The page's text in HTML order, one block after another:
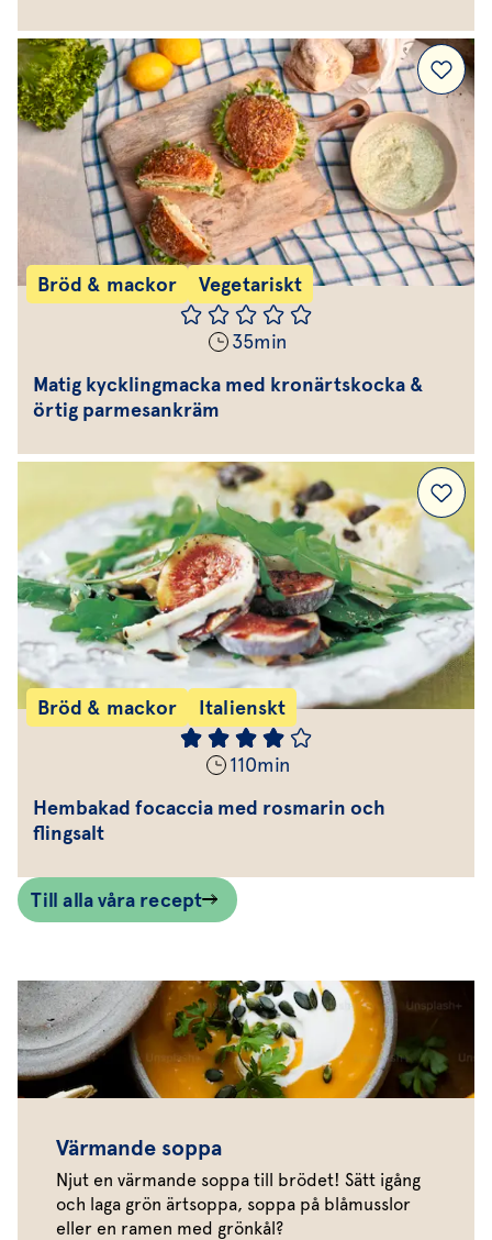
Bröd & mackor Vegetariskt
35min
Matig kycklingmacka med kronärtskocka &
örtig parmesankräm
Bröd & mackor Italienskt
110min
Hembakad focaccia med rosmarin och
flingsalt
Till alla våra recept
Värmande soppa
Njut en värmande soppa till brödet! Sätt igång
och laga grön ärtsoppa, soppa på blåmusslor
eller en ramen med grönkål?